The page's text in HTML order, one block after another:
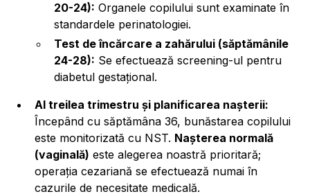
20-24): Organele copilului sunt examinate în
standardele perinatologiei.
Test de încărcare a zahărului (săptămânile
24-28): Se efectuează screening-ul pentru
diabetul gestațional.
Al treilea trimestru și planificarea nașterii:
Începând cu săptămâna 36, bunăstarea copilului
este monitorizată cu NST. Nașterea normală
(vaginală) este alegerea noastră prioritară;
operația cezariană se efectuează numai în
cazurile de necesitate medicală.